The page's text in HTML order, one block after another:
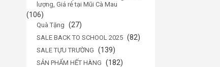
lượng, Giá rẻ tại Mũi Cà Mau
(106)
Quà Tặng (27)
SALE BACK TO SCHOOL 2025 (82)
SALE TỰU TRƯỜNG (139)
SẢN PHẨM HẾT HÀNG (182)